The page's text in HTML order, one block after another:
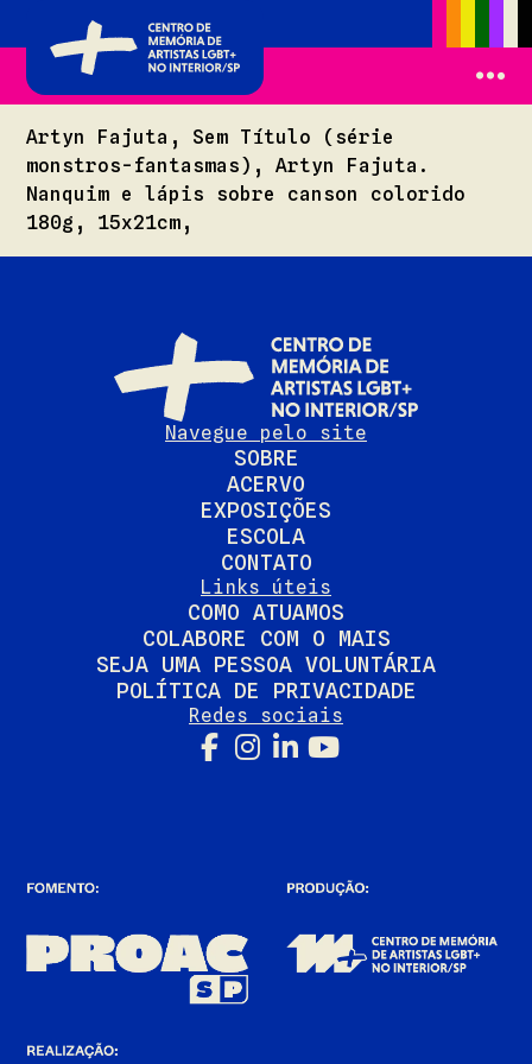
Artyn Fajuta, Sem Título (série
monstros-fantasmas), Artyn Fajuta.
Nanquim e lápis sobre canson colorido
180g, 15x21cm,
Navegue pelo site
SOBRE
ACERVO
EXPOSIÇÕES
ESCOLA
CONTATO
Links úteis
COMO ATUAMOS
COLABORE COM O MAIS
SEJA UMA PESSOA VOLUNTÁRIA
POLÍTICA DE PRIVACIDADE
Redes sociais